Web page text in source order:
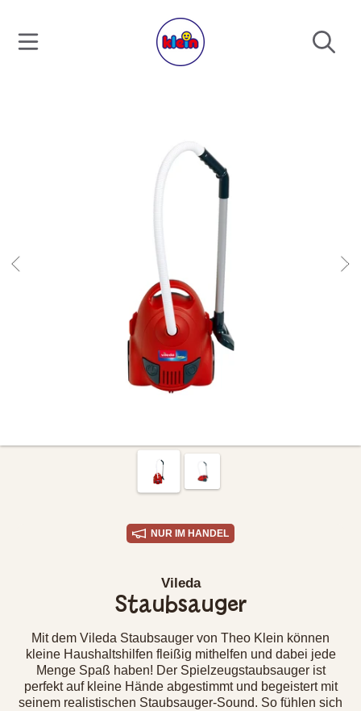
ALLER AU CONTENU
NUR IM HANDEL
Vileda
Staubsauger
Mit dem Vileda Staubsauger von Theo Klein können
kleine Haushaltshilfen fleißig mithelfen und dabei jede
Menge Spaß haben! Der Spielzeugstaubsauger ist
perfekt auf kleine Hände abgestimmt und begeistert mit
seinem realistischen Staubsauger-Sound. So fühlen sich